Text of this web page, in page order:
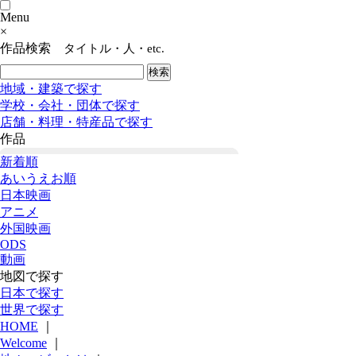
Menu
×
作品検索
タイトル・人・etc.
地域・建築で探す
学校・会社・団体で探す
店舗・料理・特産品で探す
作品
新着順
あいうえお順
日本映画
アニメ
外国映画
ODS
動画
地図で探す
日本で探す
世界で探す
HOME
Welcome